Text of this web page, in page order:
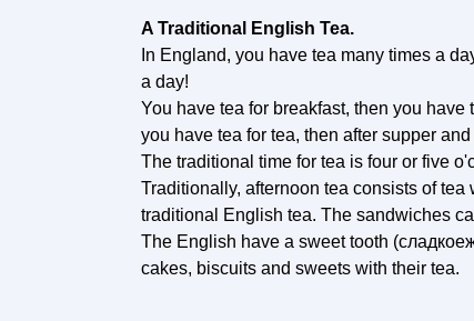
A Traditional English Tea.
In England, you have tea many times a
a day!
You have tea for breakfast, then you have
you have tea for tea, then after supper
The traditional time for tea is four or five
Traditionally, afternoon tea consists of
traditional English tea. The sandwiches
The English have a sweet tooth
cakes, biscuits and sweets with their tea.